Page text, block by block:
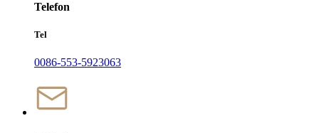
Telefon
Tel
0086-553-5923063